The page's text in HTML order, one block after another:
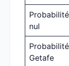
nul
Getafe